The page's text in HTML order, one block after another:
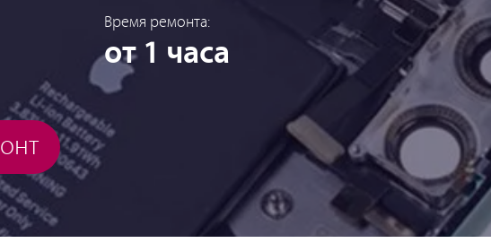
Время ремонта:
от 1 часа